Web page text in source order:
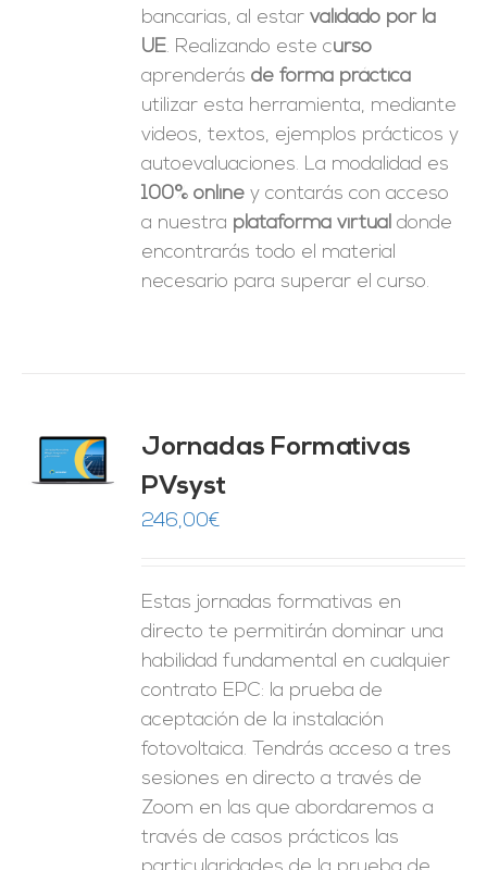
bancarias, al estarvalidado por la
UE. Realizando este curso
aprenderásde forma práctica
utilizar esta herramienta, mediante
videos, textos, ejemplos prácticos y
autoevaluaciones. La modalidad es
100% online y contarás con acceso
a nuestra plataforma virtual donde
encontrarás todo el material
necesario para superar el curso.
Jornadas Formativas
PVsyst
246,00€
Estas jornadas formativas en
directo te permitirán dominar una
habilidad fundamental en cualquier
contrato EPC: la prueba de
aceptación de la instalación
fotovoltaica. Tendrás acceso a tres
sesiones en directo a través de
Zoom en las que abordaremos a
través de casos prácticos las